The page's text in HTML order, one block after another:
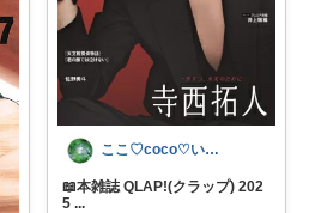
ここ♡coco♡いつもありがとう(^^ゞ
📖本雑誌 QLAP!(クラップ) 202
5 ...